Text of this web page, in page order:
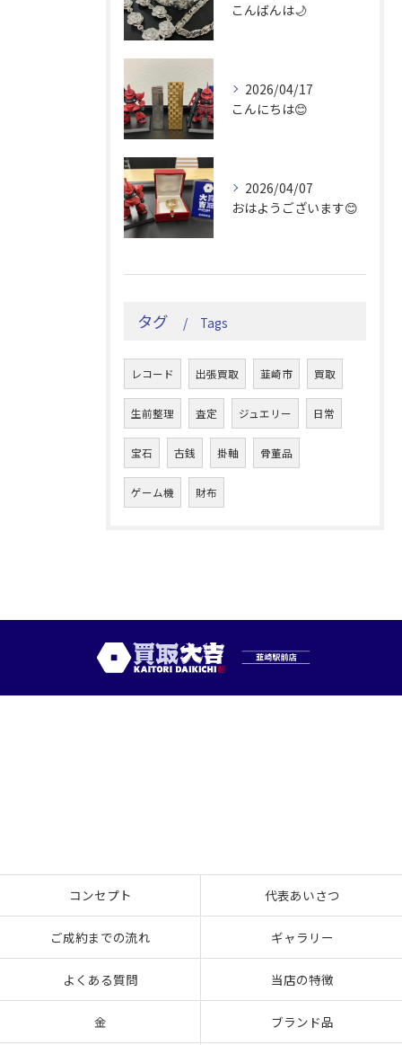
こんばんは🌙
2026/04/17
こんにちは😊
2026/04/07
おはようございます😊
タグ Tags
レコード 出張買取 韮崎市 買取
生前整理 査定 ジュエリー 日常
宝石 古銭 掛軸 骨董品
ゲーム機 財布
コンセプト 代表あいさつ
ご成約までの流れ ギャラリー
よくある質問 当店の特徴
金 ブランド品